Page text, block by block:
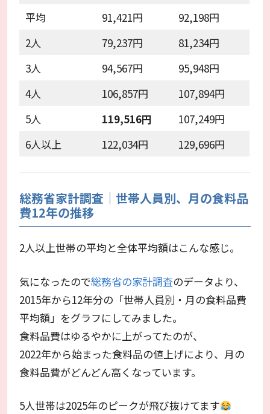
平均
91,421円
92,198円
2人
79,237円
81,234円
3人
94,567円
95,948円
4人
106,857円
107,894円
5人
119,516円
107,249円
6人以上
122,034円 129,696円
総務省家計調査｜世帯人員別、月の食料品
費12年の推移
2人以上世帯の平均と全体平均額はこんな感じ。
気になったので総務省の家計調査のデータより、
2015年から12年分の「世帯人員別・月の食料品費
平均額」をグラフにしてみました。
食料品費はゆるやかに上がってたのが、
2022年から始まった食料品の値上げにより、月の
食料品費がどんどん高くなっています。
5人世帯は2025年のピークが飛び抜けてます